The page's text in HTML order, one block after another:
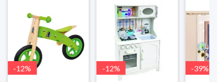
-12% -12% -39%